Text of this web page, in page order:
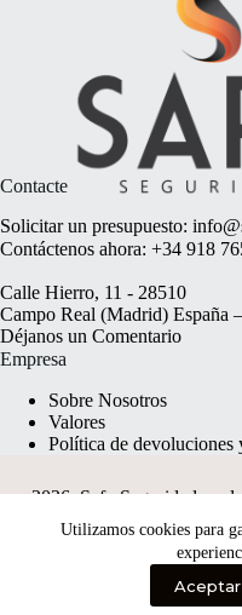
Utilizamos cookies para
Aceptar
Contacte
Solicitar un presupuesto:
Contáctenos ahora: +34 918
Calle Hierro, 11 - 28510
Campo Real (Madrid) España
Déjanos un Comentario
Empresa
Sobre Nosotros
Valores
Política de devoluciones
2026, Safy Seguridad